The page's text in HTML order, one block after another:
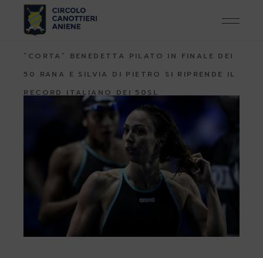
content
HOME
“CORTA” BENEDETTA PILATO IN FINALE DEI
50 RANA E SILVIA DI PIETRO SI RIPRENDE IL
RECORD ITALIANO DEI 50SL